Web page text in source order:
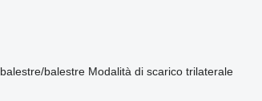
balestre/balestre Modalità di scarico trilaterale